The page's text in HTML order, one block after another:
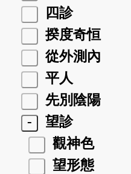
四診
揆度奇恒
從外測內
平人
先別陰陽
-
望診
觀神色
望形態